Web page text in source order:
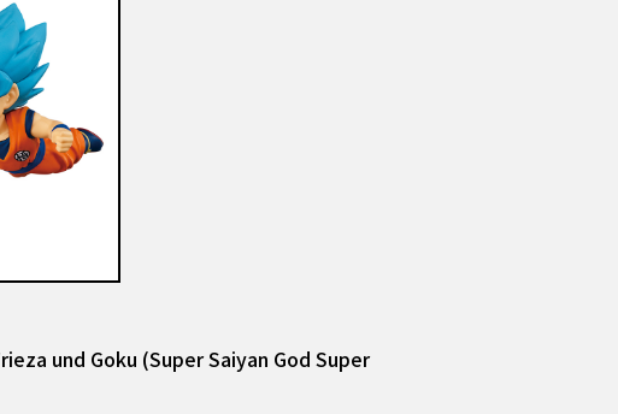
und Goku (Super Saiyan God Super